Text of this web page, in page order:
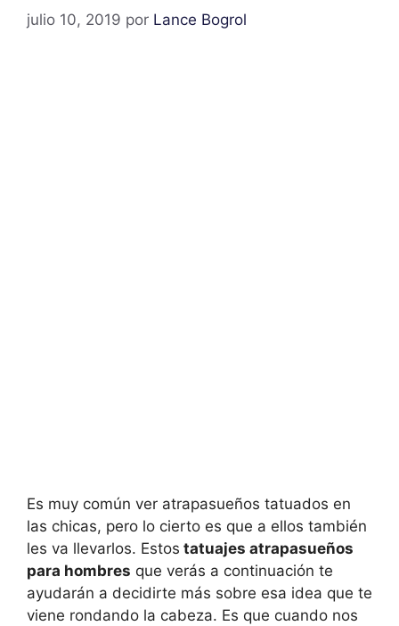
julio 10, 2019 por Lance Bogrol
Es muy común ver atrapasueños tatuados en
las chicas, pero lo cierto es que a ellos también
les va llevarlos. Estos tatuajes atrapasueños
para hombres que verás a continuación te
ayudarán a decidirte más sobre esa idea que te
viene rondando la cabeza. Es que cuando nos